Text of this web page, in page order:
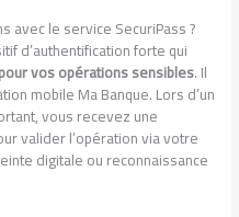
avec le service SecuriPass ?
d’authentification forte qui
vos opérations sensibles. Il
mobile Ma Banque. Lors d’un
vous recevez une
valider l’opération via votre
digitale ou reconnaissance